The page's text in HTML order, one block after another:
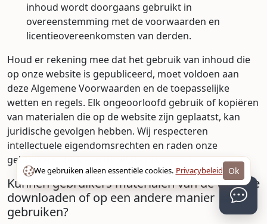
We gebruiken alleen essentiële cookies. Privacybeleid Ok
inhoud wordt doorgaans gebruikt in
overeenstemming met de voorwaarden en
licentieovereenkomsten van derden.
Houd er rekening mee dat het gebruik van inhoud die
op onze website is gepubliceerd, moet voldoen aan
deze Algemene Voorwaarden en de toepasselijke
wetten en regels. Elk ongeoorloofd gebruik of kopiëren
van materialen die op de website zijn geplaatst, kan
juridische gevolgen hebben. Wij respecteren
intellectuele eigendomsrechten en raden onze
gebruikers sterk aan dezelfde principes te volgen.
Kunnen gebruikers materialen van de website
downloaden of op een andere manier
gebruiken?